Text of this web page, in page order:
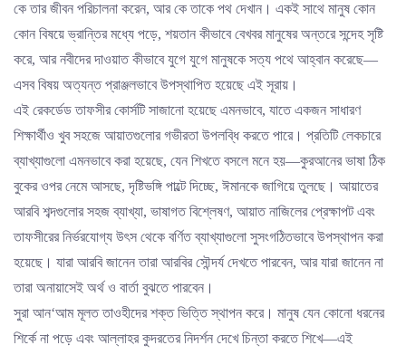
কে তার জীবন পরিচালনা করেন, আর কে তাকে পথ দেখান। একই সাথে মানুষ কোন
কোন বিষয়ে ভ্রান্তির মধ্যে পড়ে, শয়তান কীভাবে বেখবর মানুষের অন্তরে সন্দেহ সৃষ্টি
করে, আর নবীদের দাওয়াত কীভাবে যুগে যুগে মানুষকে সত্য পথে আহ্বান করেছে—
এসব বিষয় অত্যন্ত প্রাঞ্জলভাবে উপস্থাপিত হয়েছে এই সূরায়।
এই রেকর্ডেড তাফসীর কোর্সটি সাজানো হয়েছে এমনভাবে, যাতে একজন সাধারণ
শিক্ষার্থীও খুব সহজে আয়াতগুলোর গভীরতা উপলব্ধি করতে পারে। প্রতিটি লেকচারে
ব্যাখ্যাগুলো এমনভাবে করা হয়েছে, যেন শিখতে বসলে মনে হয়—কুরআনের ভাষা ঠিক
বুকের ওপর নেমে আসছে, দৃষ্টিভঙ্গি পাল্টে দিচ্ছে, ঈমানকে জাগিয়ে তুলছে। আয়াতের
আরবি শব্দগুলোর সহজ ব্যাখ্যা, ভাষাগত বিশ্লেষণ, আয়াত নাজিলের প্রেক্ষাপট এবং
তাফসীরের নির্ভরযোগ্য উৎস থেকে বর্ণিত ব্যাখ্যাগুলো সুসংগঠিতভাবে উপস্থাপন করা
হয়েছে। যারা আরবি জানেন তারা আরবির সৌন্দর্য দেখতে পারবেন, আর যারা জানেন না
তারা অনায়াসেই অর্থ ও বার্তা বুঝতে পারবেন।
সুরা আন‘আম মূলত তাওহীদের শক্ত ভিত্তি স্থাপন করে। মানুষ যেন কোনো ধরনের
শির্কে না পড়ে এবং আল্লাহর কুদরতের নিদর্শন দেখে চিন্তা করতে শিখে—এই